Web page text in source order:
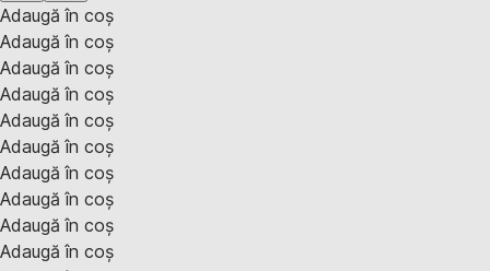
Adaugă în coș
Adaugă în coș
Adaugă în coș
Adaugă în coș
Adaugă în coș
Adaugă în coș
Adaugă în coș
Adaugă în coș
Adaugă în coș
Adaugă în coș